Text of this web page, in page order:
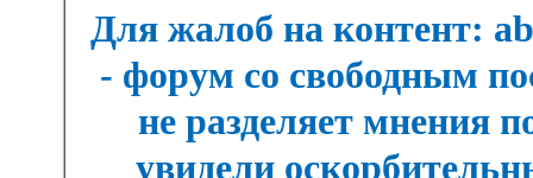
Для жалоб на контент:
- форум со свободным
не разделяет мнения
увидели